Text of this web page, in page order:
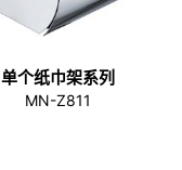
单个纸巾架系列
MN-Z811